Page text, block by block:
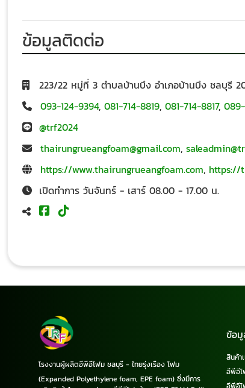
ข้อมูลติดต่อ
223/22 หมู่ที่ 3 ตำบลบ้านบึง อำเภอบ้านบึง ชลบุรี
093-124-9394, 081-714-8819, 081-714-8817,
@trf2024
thairungrueangfoam@gmail.com,
https://www.thairungrueangfoam.com, https://
เปิดทำการ วันจันทร์ - เสาร์ 08.00 - 17.00 น.
โรงงานผู้ผลิตอีพีอีโฟม ชลบุรี - ไทยรุ่งเรือง โฟม
(Expanded Polyethylene foam, EPE foam) ซึ่งมีการ
ข้อ
สินค้า
อีพีอี